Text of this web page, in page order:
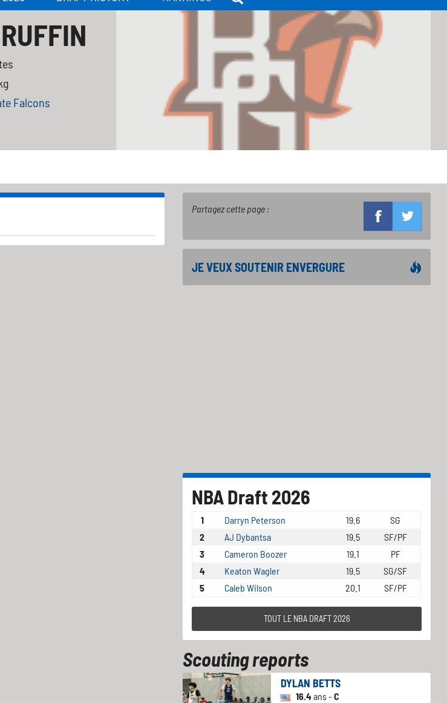
Falcons
Partagez cette page :
JE VEUX SOUTENIR ENVERGURE
NBA Draft 2026
1 Darryn Peterson 19.6
SG
2
AJ Dybantsa 19.5
SF/PF
3
Cameron Boozer 19.1
PF
4
Keaton Wagler 19.5
SG/SF
5
Caleb Wilson 20.1 SF/PF
TOUT LE NBA DRAFT 2026
Scouting reports
DYLAN BETTS
16.4ans -C